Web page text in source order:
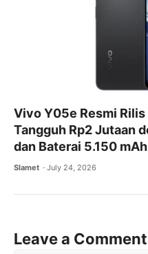
Vivo Y05e Resmi Rilis
Tangguh Rp2 Jutaan
dan Baterai 5.150 mAh
Slamet July 24, 2026
Leave a Comment